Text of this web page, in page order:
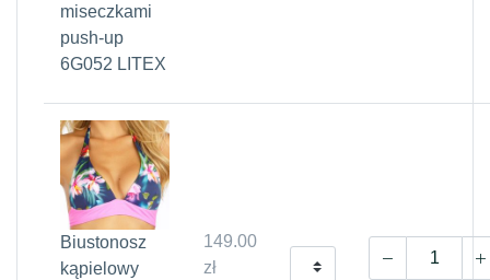
miseczkami
push-up
6G052 LITEX
Biustonosz
kąpielowy
149.00
zł